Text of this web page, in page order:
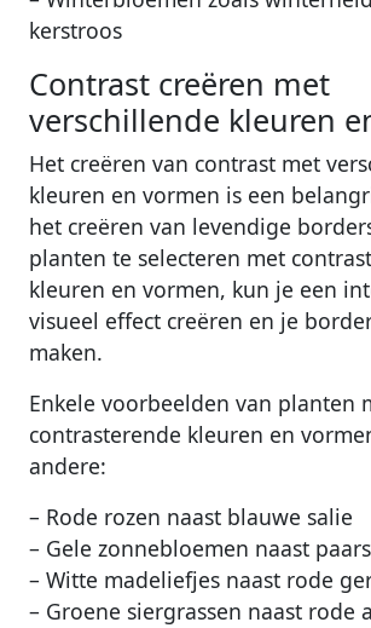
kerstroos
Contrast creëren met
verschillende kleuren
Het creëren van contrast met
kleuren en vormen is een
het creëren van levendige
planten te selecteren met
kleuren en vormen, kun je een
visueel effect creëren en je
maken.
Enkele voorbeelden van planten
contrasterende kleuren en
andere:
– Rode rozen naast blauwe salie
– Gele zonnebloemen naast
– Witte madeliefjes naast rode
– Groene siergrassen naast rode